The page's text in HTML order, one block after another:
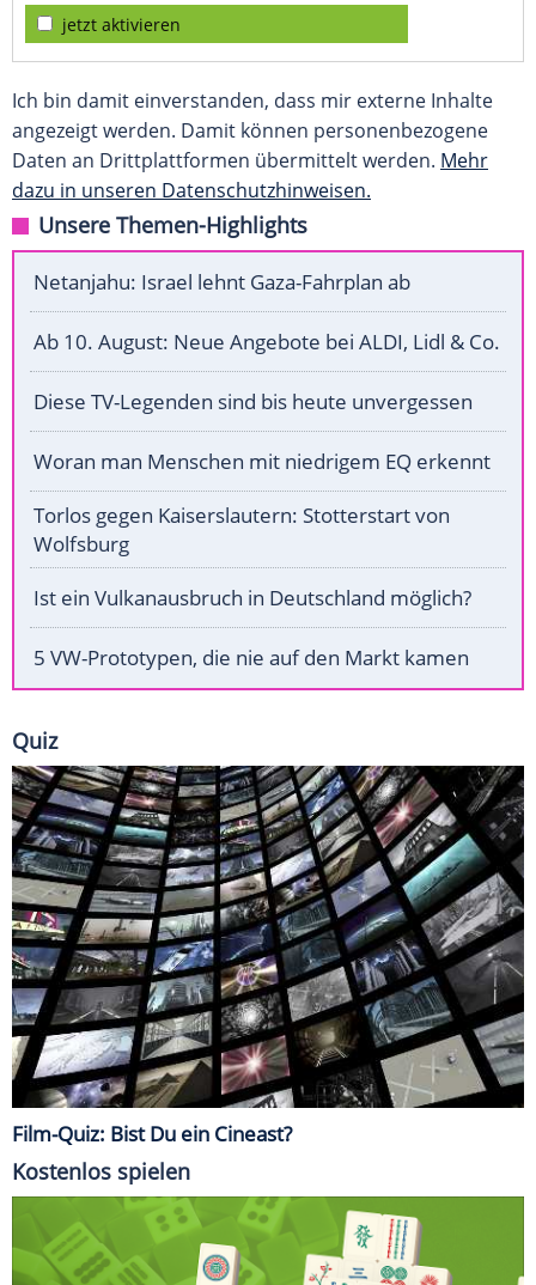
jetzt aktivieren
Ich bin damit einverstanden, dass mir externe Inhalte
angezeigt werden. Damit können personenbezogene
Daten an Drittplattformen übermittelt werden. Mehr
dazu in unseren Datenschutzhinweisen.
Unsere Themen-Highlights
Netanjahu: Israel lehnt Gaza-Fahrplan ab
Ab 10. August: Neue Angebote bei ALDI, Lidl & Co.
Diese TV-Legenden sind bis heute unvergessen
Woran man Menschen mit niedrigem EQ erkennt
Torlos gegen Kaiserslautern: Stotterstart von
Wolfsburg
Ist ein Vulkanausbruch in Deutschland möglich?
5 VW-Prototypen, die nie auf den Markt kamen
Quiz
Film-Quiz: Bist Du ein Cineast?
Kostenlos spielen